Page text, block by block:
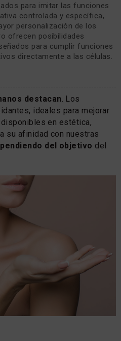
para imitar las funciones
controlada y específica,
personalización de los
ofrecen posibilidades
para cumplir funciones
directamente a las células.
destacan. Los
ideales para mejorar
disponibles en estética,
su afinidad con nuestras
del objetivo del